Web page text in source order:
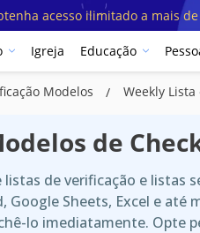
acesso ilimitado a mais
Igreja Educação
Modelos Weekly
de
de verificação e listas
Google Sheets, Excel e
lo imediatamente. Opte